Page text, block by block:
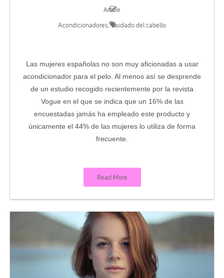
Article
Acondicionadores,Cuidado del cabello
Las mujeres españolas no son muy aficionadas a usar
acondicionador para el pelo. Al menos así se desprende
de un estudio recogido recientemente por la revista
Vogue en el que se indica que un 16% de las
encuestadas jamás ha empleado este producto y
únicamente el 44% de las mujeres lo utiliza de forma
frecuente.
Read More